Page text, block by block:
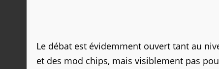
Le débat est évidemment ouvert tant au
et des mod chips, mais visiblement pas